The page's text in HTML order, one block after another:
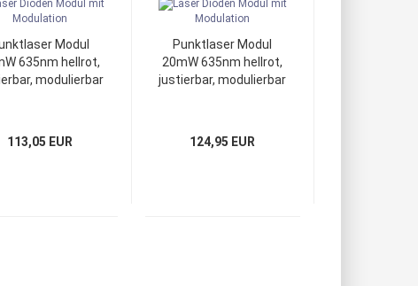
Modul
635nm hellrot,
modulierbar
113,05 EUR
Punktlaser Modul
20mW 635nm hellrot,
justierbar, modulierbar
124,95 EUR